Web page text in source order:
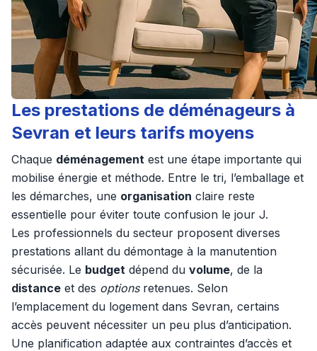
Les prestations de déménageurs à
Sevran et leurs tarifs moyens
Chaque déménagement est une étape importante qui
mobilise énergie et méthode. Entre le tri, l’emballage et
les démarches, une organisation claire reste
essentielle pour éviter toute confusion le jour J.
Les professionnels du secteur proposent diverses
prestations allant du démontage à la manutention
sécurisée. Le budget dépend du volume, de la
distance et des optionsretenues. Selon
l’emplacement du logement dans Sevran, certains
accès peuvent nécessiter un peu plus d’anticipation.
Une planification adaptée aux contraintes d’accès et